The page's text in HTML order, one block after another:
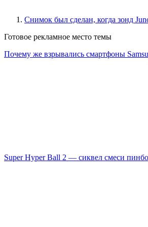
Снимок был сделан, когда зонд
Готовое рекламное место темы
Почему же взрывались смартфоны
Super Hyper Ball 2 — сиквел смеси